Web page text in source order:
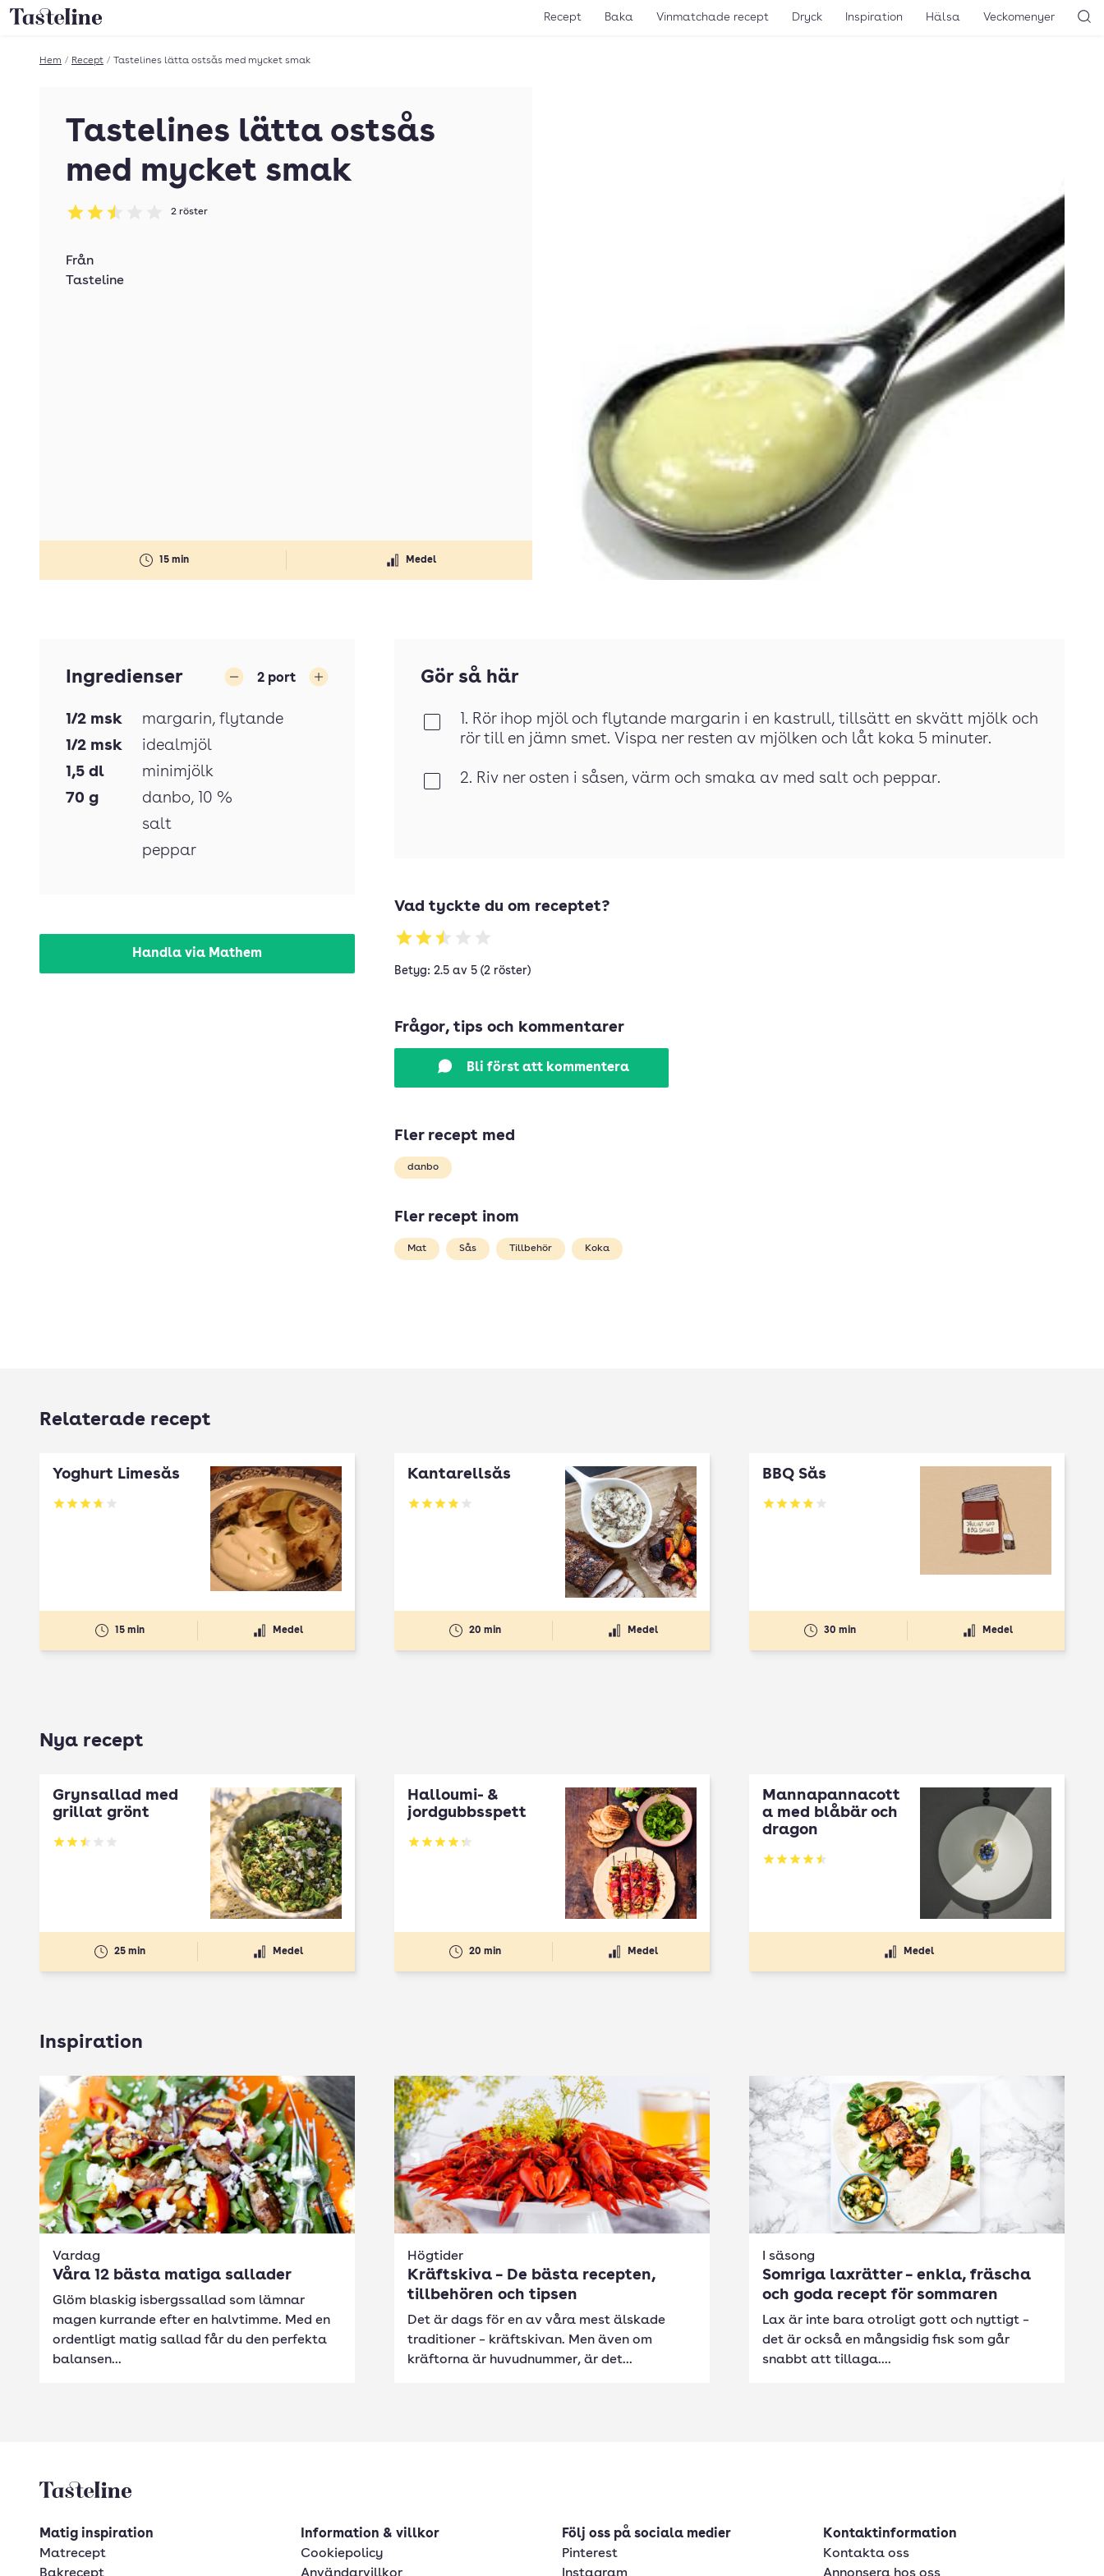
Till Tastelines startsida Recept Baka Vinmatchade recept Dryck Inspiration Hälsa Veckomenyer
Hem / Recept / Tastelines lätta ostsås med mycket smak
Tastelines lätta ostsås
med mycket smak
Betyg: 2.5 av 5
2 röster
15 min Medel
Från
Tasteline
Ingredienser 2 port
1/2 msk margarin, flytande
1/2 msk
idealmjöl
1,5 dl
minimjölk
70 g danbo, 10 %
salt
peppar
Handla via Mathem
Gör så här
1. Rör ihop mjöl och flytande margarin i en kastrull, tillsätt en skvätt mjölk och
rör till en jämn smet. Vispa ner resten av mjölken och låt koka 5 minuter.
2. Riv ner osten i såsen, värm och smaka av med salt och peppar.
Vad tyckte du om receptet?
Betyg: 2.5 av 5 (2 röster)
Frågor, tips och kommentarer
Bli först att kommentera
Fler recept med
danbo
Fler recept inom
Mat Sås Tillbehör Koka
Relaterade recept
Yoghurt Limesås
Betyg: 3.72 av 5
15 min Medel
Kantarellsås
Betyg: 3.91 av 5
20 min Medel
BBQ Sås
Betyg: 3.91 av 5
30 min Medel
Nya recept
Grynsallad med
grillat grönt
Betyg: 2.5 av 5
25 min Medel
Halloumi- &
jordgubbsspett
Betyg: 4.3 av 5
20 min Medel
Mannapannacott
a med blåbär och
dragon
Betyg: 4.5 av 5
Medel
Inspiration
Vardag
Våra 12 bästa matiga sallader
Glöm blaskig isbergssallad som lämnar
magen kurrande efter en halvtimme. Med en
ordentligt matig sallad får du den perfekta
balansen...
Högtider
Kräftskiva – De bästa recepten,
tillbehören och tipsen
Det är dags för en av våra mest älskade
traditioner – kräftskivan. Men även om
kräftorna är huvudnummer, är det...
I säsong
Somriga laxrätter – enkla, fräscha
och goda recept för sommaren
Lax är inte bara otroligt gott och nyttigt –
det är också en mångsidig fisk som går
snabbt att tillaga....
Tasteline startsida
Matig inspiration
Matrecept
Information & villkor
Cookiepolicy
Följ oss på sociala medier
Pinterest
Kontaktinformation
Kontakta oss